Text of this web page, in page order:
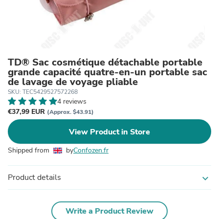
TD® Sac cosmétique détachable portable
grande capacité quatre-en-un portable sac
de lavage de voyage pliable
SKU: TEC5429527572268
4 reviews
€37,99 EUR (Approx. $43.91)
View Product in Store
Shipped from byConfozen.fr
Product details expand_more
Write a Product Review